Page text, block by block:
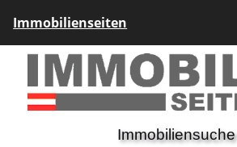
Immobilienseiten
Immobiliensuche